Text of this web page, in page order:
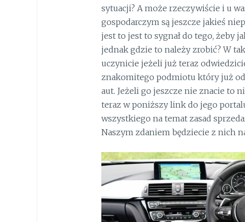
sytuacji? A może rzeczywiście i u
gospodarczym są jeszcze jakieś
jest to jest to sygnał do tego, żeby
jednak gdzie to należy zrobić? W
uczynicie jeżeli już teraz
znakomitego podmiotu który już
aut. Jeżeli go jeszcze nie znacie to
teraz w poniższy link do jego
wszystkiego na temat zasad
Naszym zdaniem będziecie z nich